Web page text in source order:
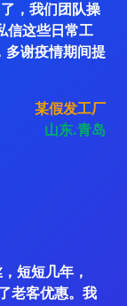
，我们团队操
信这些日常工
多谢疫情期间提
某假发工厂
山东.青岛
短短几年，
老客优惠。我